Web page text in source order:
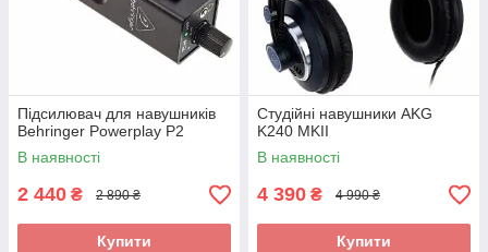
Підсилювач для навушників
Behringer Powerplay P2
В наявності
2 440 ₴ 2 890 ₴
Купити
Студійні навушники AKG
K240 MKII
В наявності
4 390 ₴ 4 990 ₴
Купити